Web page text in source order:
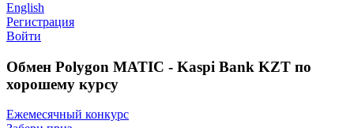
English
Регистрация
Войти
Обмен Polygon MATIC - Kaspi Bank KZT по
хорошему курсу
Ежемесячный конкурс